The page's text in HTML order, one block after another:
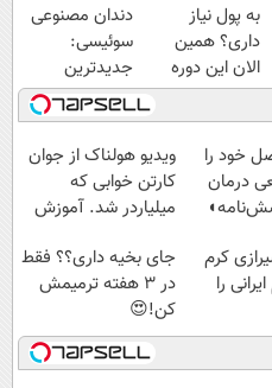
به پول نیاز
داری؟ همین
الان این دوره
رایگان رو شرکت
کن تا دیر نشده!
دندان مصنوعی
سوئیسی:
جدیدترین
فناوری اروپا،
سبک و مقاوم |
پرداخت قسطی
خود را
درمان
ویدیو هولناک از جوان
کارتن خوابی که
میلیاردر شد. آموزش
کرم
را
جای بخیه داری؟؟ فقط
در 3 هفته ترمیمش
کن!😍